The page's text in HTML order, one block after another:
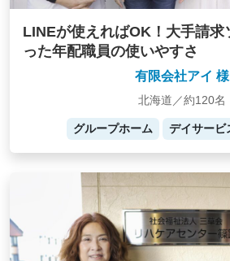
LINEが使えればOK！大手請求
った年配職員の使いやすさ
有限会社アイ 様
北海道／約120名
グループホーム デイサービ